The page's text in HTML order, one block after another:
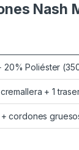
Nash
Poliéster
+ 1
cordones